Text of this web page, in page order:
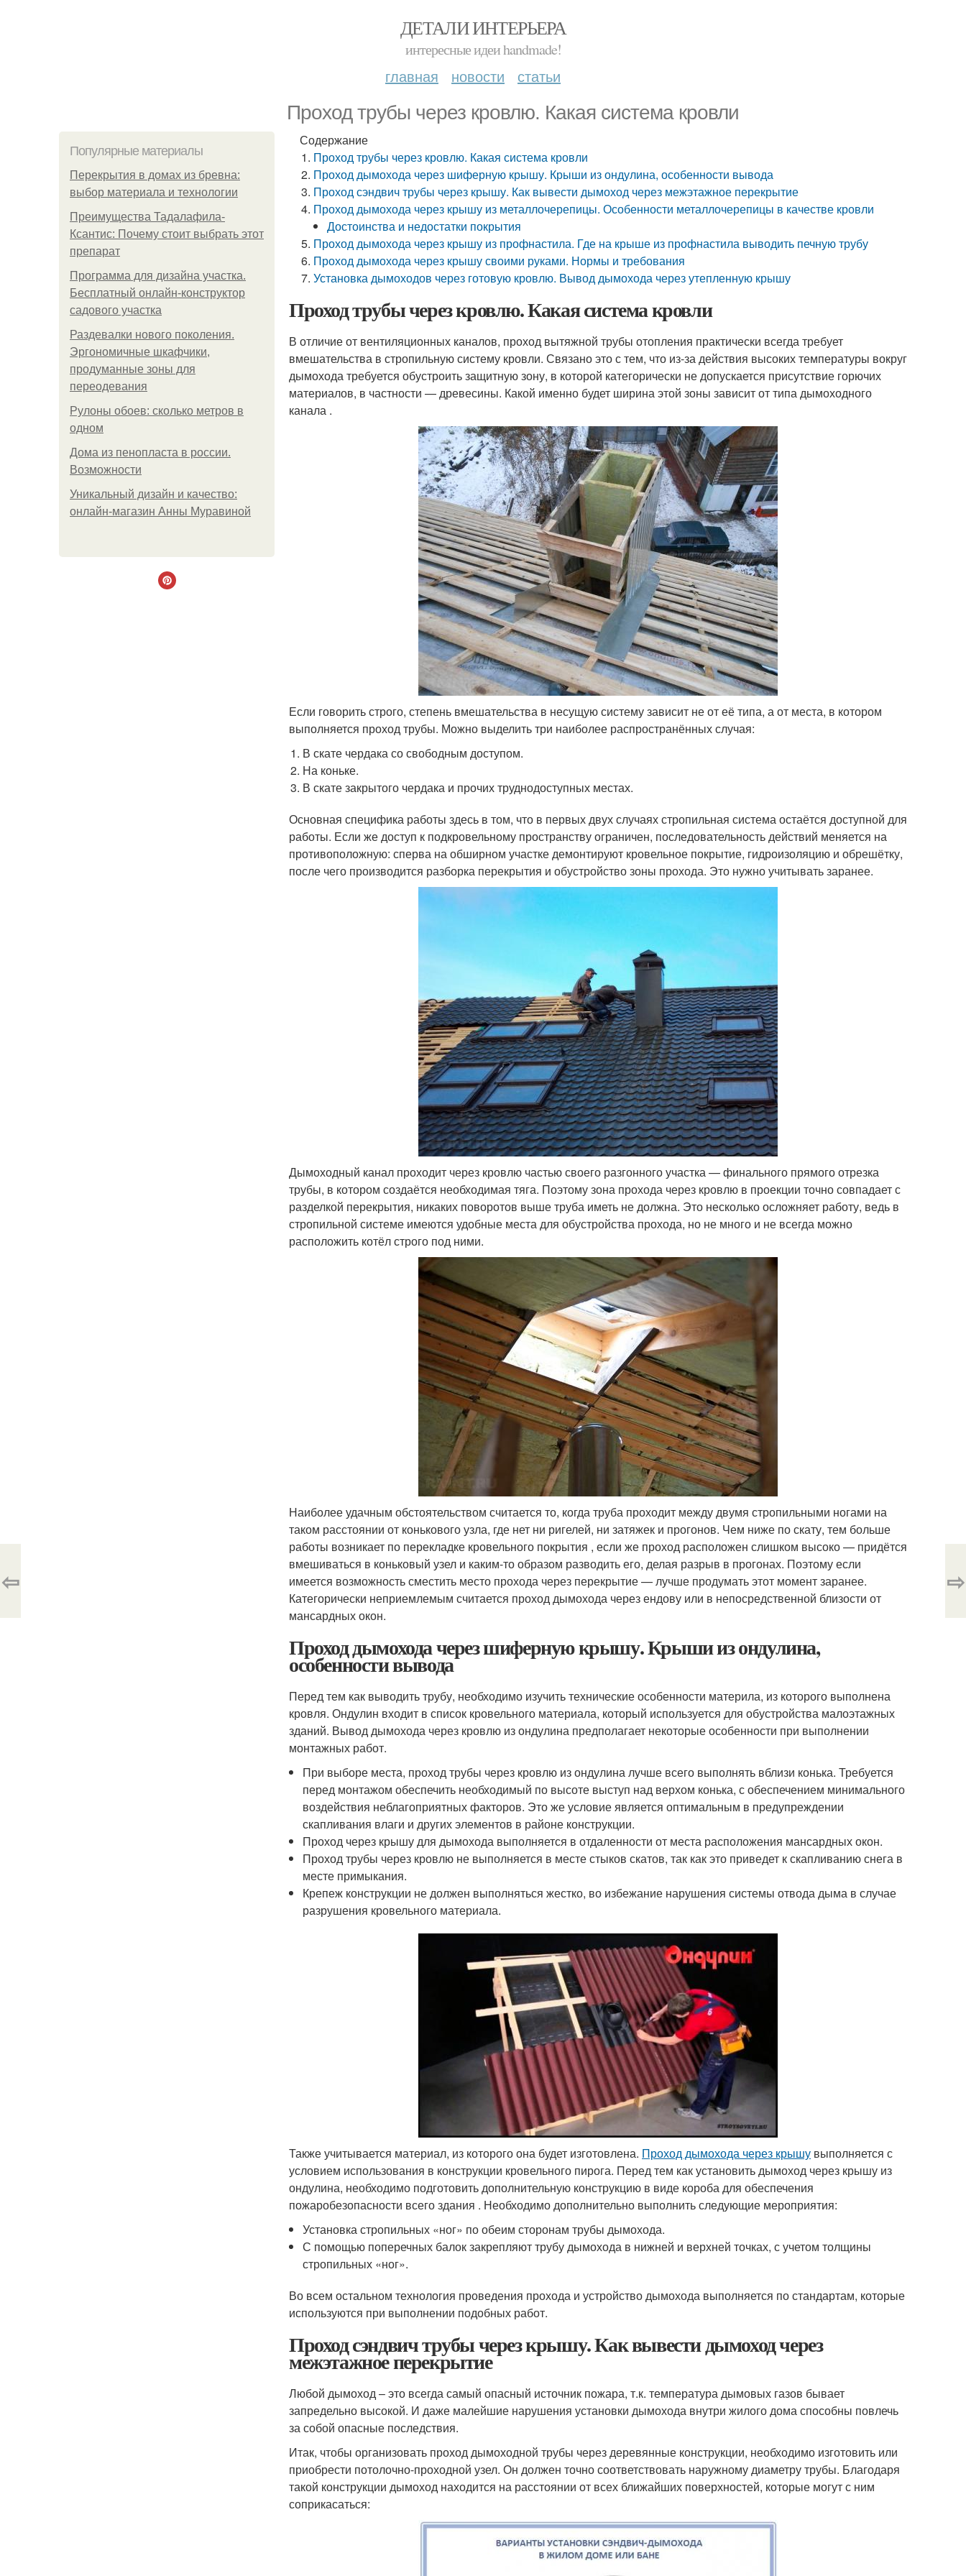
ДЕТАЛИ ИНТЕРЬЕРА
интересные идеи handmade!
главная новости статьи
Проход трубы через кровлю. Какая система кровли
Популярные материалы
Перекрытия в домах из бревна:
выбор материала и технологии
Преимущества Тадалафила-
Ксантис: Почему стоит выбрать этот
препарат
Программа для дизайна участка.
Бесплатный онлайн-конструктор
садового участка
Раздевалки нового поколения.
Эргономичные шкафчики,
продуманные зоны для
переодевания
Рулоны обоев: сколько метров в
одном
Дома из пенопласта в россии.
Возможности
Уникальный дизайн и качество:
онлайн-магазин Анны Муравиной
Содержание
Проход трубы через кровлю. Какая система кровли
Проход дымохода через шиферную крышу. Крыши из ондулина, особенности вывода
Проход сэндвич трубы через крышу. Как вывести дымоход через межэтажное перекрытие
Проход дымохода через крышу из металлочерепицы. Особенности металлочерепицы в качестве кровли
Достоинства и недостатки покрытия
Проход дымохода через крышу из профнастила. Где на крыше из профнастила выводить печную трубу
Проход дымохода через крышу своими руками. Нормы и требования
Установка дымоходов через готовую кровлю. Вывод дымохода через утепленную крышу
Проход трубы через кровлю. Какая система кровли
В отличие от вентиляционных каналов, проход вытяжной трубы отопления практически всегда требует
вмешательства в стропильную систему кровли. Связано это с тем, что из-за действия высоких температуры вокруг
дымохода требуется обустроить защитную зону, в которой категорически не допускается присутствие горючих
материалов, в частности — древесины. Какой именно будет ширина этой зоны зависит от типа дымоходного
канала .
Если говорить строго, степень вмешательства в несущую систему зависит не от её типа, а от места, в котором
выполняется проход трубы. Можно выделить три наиболее распространённых случая:
В скате чердака со свободным доступом.
На коньке.
В скате закрытого чердака и прочих труднодоступных местах.
Основная специфика работы здесь в том, что в первых двух случаях стропильная система остаётся доступной для
работы. Если же доступ к подкровельному пространству ограничен, последовательность действий меняется на
противоположную: сперва на обширном участке демонтируют кровельное покрытие, гидроизоляцию и обрешётку,
после чего производится разборка перекрытия и обустройство зоны прохода. Это нужно учитывать заранее.
Дымоходный канал проходит через кровлю частью своего разгонного участка — финального прямого отрезка
трубы, в котором создаётся необходимая тяга. Поэтому зона прохода через кровлю в проекции точно совпадает с
разделкой перекрытия, никаких поворотов выше труба иметь не должна. Это несколько осложняет работу, ведь в
стропильной системе имеются удобные места для обустройства прохода, но не много и не всегда можно
расположить котёл строго под ними.
Наиболее удачным обстоятельством считается то, когда труба проходит между двумя стропильными ногами на
таком расстоянии от конькового узла, где нет ни ригелей, ни затяжек и прогонов. Чем ниже по скату, тем больше
работы возникает по перекладке кровельного покрытия , если же проход расположен слишком высоко — придётся
вмешиваться в коньковый узел и каким-то образом разводить его, делая разрыв в прогонах. Поэтому если
имеется возможность сместить место прохода через перекрытие — лучше продумать этот момент заранее.
Категорически неприемлемым считается проход дымохода через ендову или в непосредственной близости от
мансардных окон.
Проход дымохода через шиферную крышу. Крыши из ондулина,
особенности вывода
Перед тем как выводить трубу, необходимо изучить технические особенности материла, из которого выполнена
кровля. Ондулин входит в список кровельного материала, который используется для обустройства малоэтажных
зданий. Вывод дымохода через кровлю из ондулина предполагает некоторые особенности при выполнении
монтажных работ.
При выборе места, проход трубы через кровлю из ондулина лучше всего выполнять вблизи конька. Требуется
перед монтажом обеспечить необходимый по высоте выступ над верхом конька, с обеспечением минимального
воздействия неблагоприятных факторов. Это же условие является оптимальным в предупреждении
скапливания влаги и других элементов в районе конструкции.
Проход через крышу для дымохода выполняется в отдаленности от места расположения мансардных окон.
Проход трубы через кровлю не выполняется в месте стыков скатов, так как это приведет к скапливанию снега в
месте примыкания.
Крепеж конструкции не должен выполняться жестко, во избежание нарушения системы отвода дыма в случае
разрушения кровельного материала.
Также учитывается материал, из которого она будет изготовлена. Проход дымохода через крышу выполняется с
условием использования в конструкции кровельного пирога. Перед тем как установить дымоход через крышу из
ондулина, необходимо подготовить дополнительную конструкцию в виде короба для обеспечения
пожаробезопасности всего здания . Необходимо дополнительно выполнить следующие мероприятия:
Установка стропильных «ног» по обеим сторонам трубы дымохода.
С помощью поперечных балок закрепляют трубу дымохода в нижней и верхней точках, с учетом толщины
стропильных «ног».
Во всем остальном технология проведения прохода и устройство дымохода выполняется по стандартам, которые
используются при выполнении подобных работ.
Проход сэндвич трубы через крышу. Как вывести дымоход через
межэтажное перекрытие
Любой дымоход – это всегда самый опасный источник пожара, т.к. температура дымовых газов бывает
запредельно высокой. И даже малейшие нарушения установки дымохода внутри жилого дома способны повлечь
за собой опасные последствия.
Итак, чтобы организовать проход дымоходной трубы через деревянные конструкции, необходимо изготовить или
приобрести потолочно-проходной узел. Он должен точно соответствовать наружному диаметру трубы. Благодаря
такой конструкции дымоход находится на расстоянии от всех ближайших поверхностей, которые могут с ним
соприкасаться:
⇦ ⇨